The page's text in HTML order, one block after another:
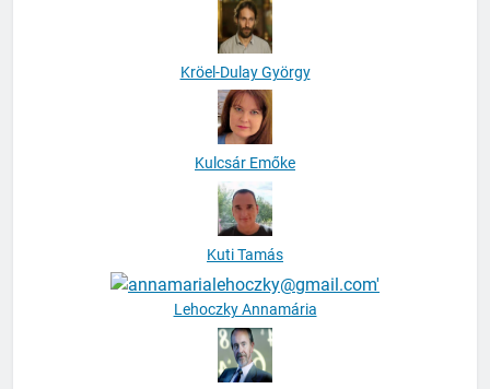
Kröel-Dulay György
Kulcsár Emőke
Kuti Tamás
Lehoczky Annamária